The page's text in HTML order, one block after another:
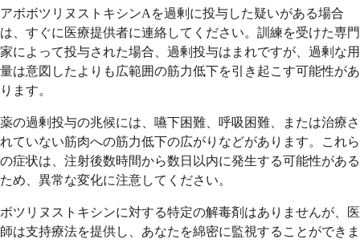
アボボツリヌストキシンAを過剰に投与した疑いがある場合
は、すぐに医療提供者に連絡してください。訓練を受けた専門
家によって投与された場合、過剰投与はまれですが、過剰な用
量は意図したよりも広範囲の筋力低下を引き起こす可能性があ
ります。
薬の過剰投与の兆候には、嚥下困難、呼吸困難、または治療さ
れていない筋肉への筋力低下の広がりなどがあります。これら
の症状は、注射後数時間から数日以内に発生する可能性がある
ため、異常な変化に注意してください。
ボツリヌストキシンに対する特定の解毒剤はありませんが、医
師は支持療法を提供し、あなたを綿密に監視することができま